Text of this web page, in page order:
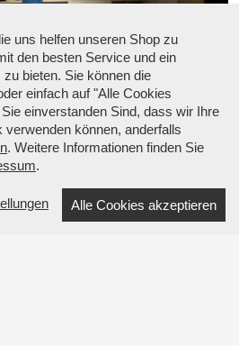
uns helfen unseren Shop zu
den besten Service und ein
bieten. Sie können die
einfach auf "Alle Cookies
einverstanden Sind, dass wir Ihre
können, anderfalls
. Weitere Informationen finden Sie
.
Alle Cookies akzeptieren